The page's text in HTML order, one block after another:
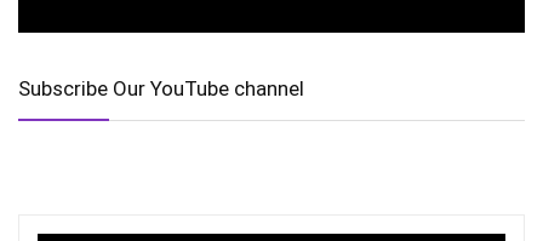
Subscribe Our YouTube channel